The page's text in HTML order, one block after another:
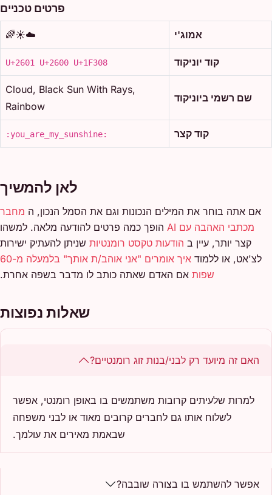
פרטים טכניים
אמוג'י ☁️☀️🌈
קוד יוניקוד U+2601 U+2600 U+1F308
שם רשמי ביוניקוד
Cloud, Black Sun With Rays,
Rainbow
קוד קצר :you_are_my_sunshine:
לאן להמשיך
אם אתה בוחר את המילים הנכונות וגם את הסמל הנכון, ה מחבר
מכתבי האהבה עם AI
הופך כמה פרטים להודעה מלאה. למשהו
קצר יותר, עיין ב הודעות טקסט רומנטיות שניתן להעתיק ישירות
לצ'אט, או ללמוד
איך אומרים "אני אוהב/ת אותך" בלמעלה מ-60
שפות אם האדם שאתה כותב לו מדבר בשפה אחרת.
שאלות נפוצות
האם זה מיועד רק לבני/בנות זוג רומנטיים?
למרות שלעיתים קרובות משתמשים בו באופן רומנטי, אפשר
לשלוח אותו גם לחברים קרובים מאוד או לבני משפחה
שבאמת מאירים את עולמך.
אפשר להשתמש בו בצורה שובבה?